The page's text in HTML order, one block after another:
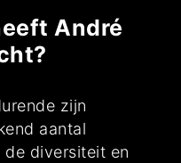
André
zijn
aantal
diversiteit en